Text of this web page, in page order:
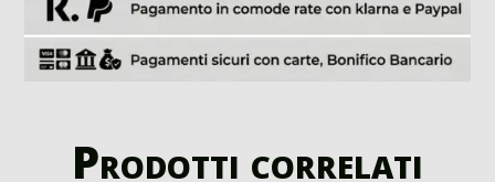
Prodotti correlati